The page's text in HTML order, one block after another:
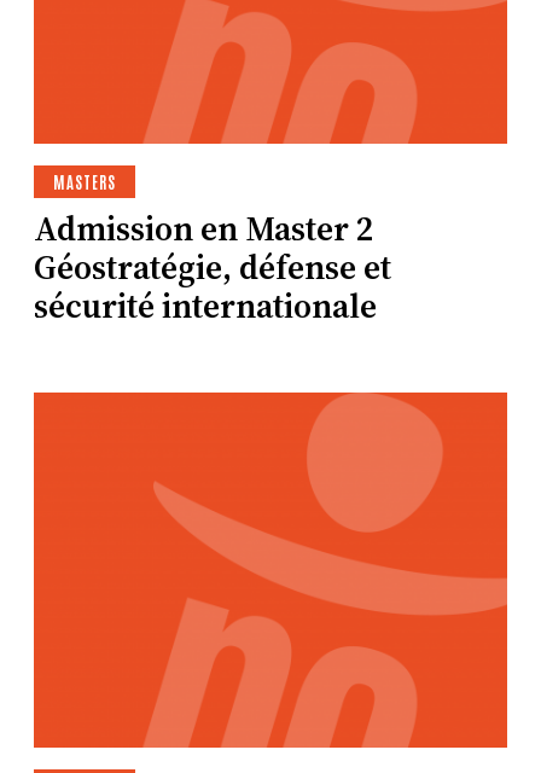
MASTERS
Admission en Master 2
Géostratégie, défense et
sécurité internationale